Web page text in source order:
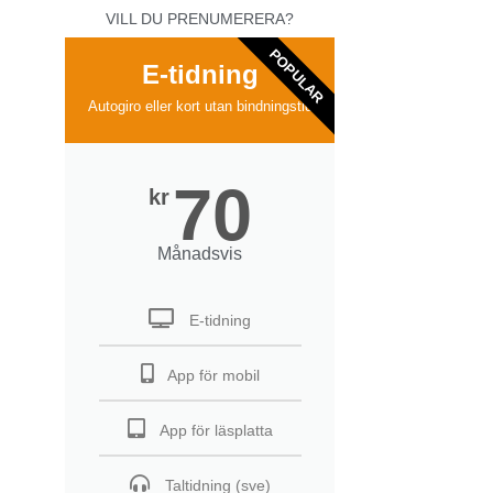
VILL DU PRENUMERERA?
E-tidning
Autogiro eller kort utan bindningstid
kr 70
Månadsvis
E-tidning
App för mobil
App för läsplatta
Taltidning (sve)
POPULAR